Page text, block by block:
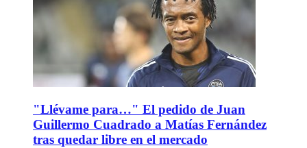
"Llévame para…" El pedido de Juan
Guillermo Cuadrado a Matías Fernández
tras quedar libre en el mercado